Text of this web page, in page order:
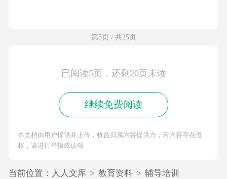
第5页 / 共25页
已阅读5页，还剩20页未读
继续免费阅读
本文档由用户提供并上传，收益归属内容提供方，若内容存在侵
权，请进行举报或认领
当前位置： 人人文库 > 教育资料 > 辅导培训